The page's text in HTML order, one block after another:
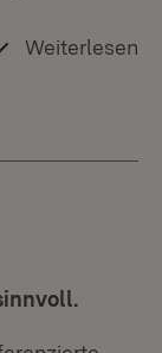
Weiterlesen